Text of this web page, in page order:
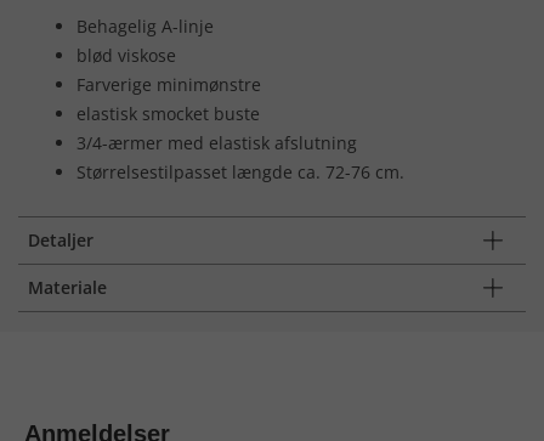
Behagelig A-linje
blød viskose
Farverige minimønstre
elastisk smocket buste
3/4-ærmer med elastisk afslutning
Størrelsestilpasset længde ca. 72-76 cm.
Detaljer
Materiale